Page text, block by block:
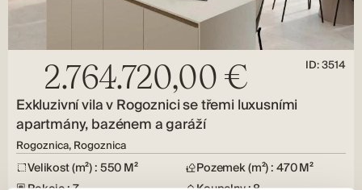
2.764.720,00 € ID: 3514
Exkluzivní vila v Rogoznici se třemi luxusními
apartmány, bazénem a garáží
Rogoznica, Rogoznica
Velikost (m²) : 550 M²
Pozemek (m²) : 470 M²